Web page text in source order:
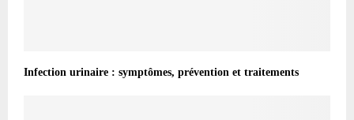
Infection urinaire : symptômes, prévention et traitements